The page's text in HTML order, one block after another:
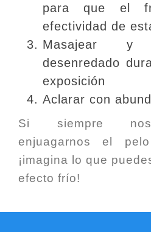
para que el
efectividad de
Masajear y
desenredado
exposición
Aclarar con
Si siempre nos
enjuagarnos el
¡imagina lo que
efecto frío!